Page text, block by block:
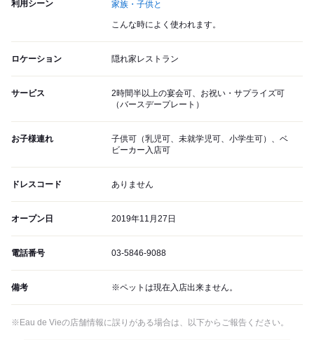
利用シーン 家族・子供と
こんな時によく使われます。
ロケーション 隠れ家レストラン
サービス
2時間半以上の宴会可、お祝い・サプライズ可
（バースデープレート）
お子様連れ
子供可（乳児可、未就学児可、小学生可）、ベ
ビーカー入店可
ドレスコード ありません
オープン日 2019年11月27日
電話番号 03-5846-9088
備考 ※ペットは現在入店出来ません。
※Eau de Vieの店舗情報に誤りがある場合は、以下からご報告ください。